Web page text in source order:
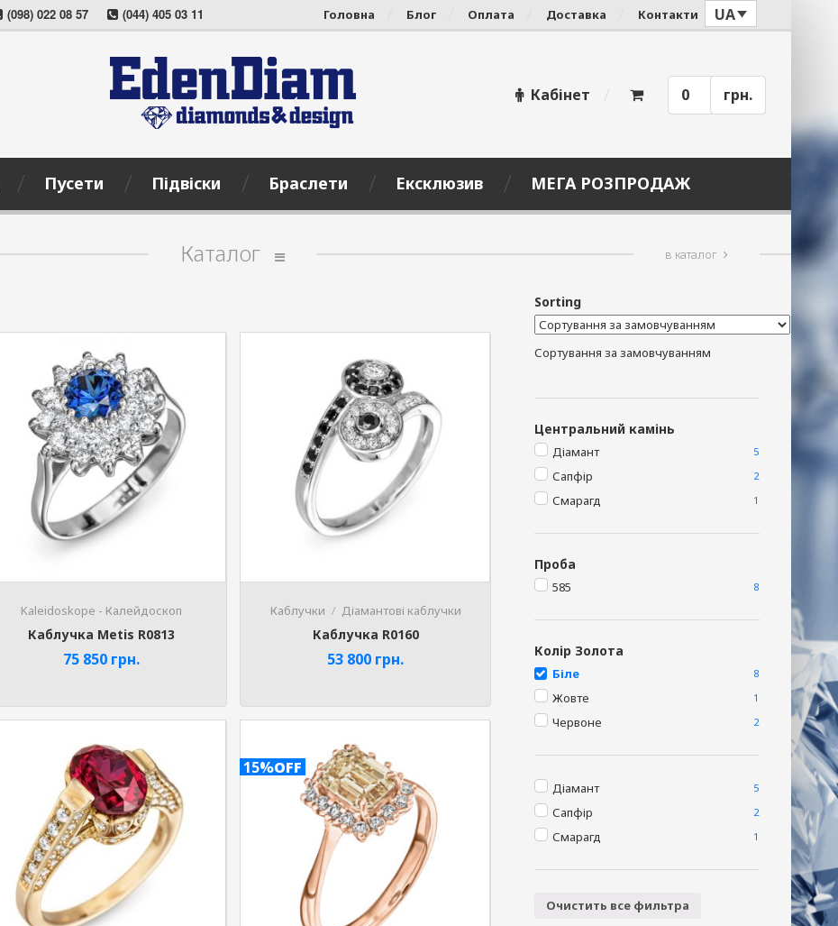
(098) 022 08 57 (044) 405 03 11 Головна Блог Оплата Доставка Контакти UA
Кабінет 0 грн.
Пусети Підвіски Браслети Ексклюзив МЕГА РОЗПРОДАЖ
Каталог в каталог
Kaleidoskope - Калейдоскоп
Каблучка Metis R0813
75 850 грн.
Каблучки Діамантові каблучки
Каблучка R0160
53 800 грн.
15%OFF
Sorting
Сортування за замовчуванням
Центральний камінь
Діамант 5
Сапфір 2
Смарагд 1
Проба
585 8
Колір Золота
Біле 8
Жовте 1
Червоне 2
Діамант 5
Сапфір 2
Смарагд 1
Очистить все фильтра